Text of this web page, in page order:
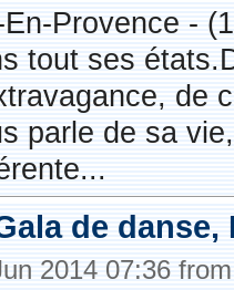
Provence -
tout ses
de
parle de sa
de
2014 07:36